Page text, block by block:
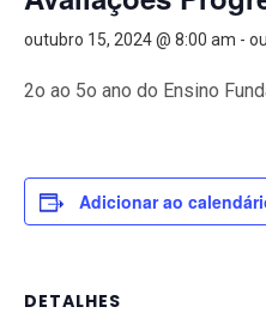
outubro 15, 2024 @ 8:00 am -
2o ao 5o ano do Ensino
Adicionar ao
DETALHES